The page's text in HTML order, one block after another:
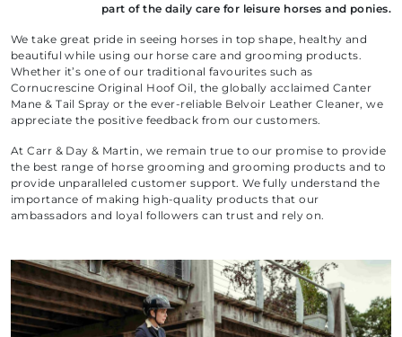
part of the daily care for leisure horses and ponies.
We take great pride in seeing horses in top shape, healthy and
beautiful while using our horse care and grooming products.
Whether it’s one of our traditional favourites such as
Cornucrescine Original Hoof Oil, the globally acclaimed Canter
Mane & Tail Spray or the ever-reliable Belvoir Leather Cleaner, we
appreciate the positive feedback from our customers.
At Carr & Day & Martin, we remain true to our promise to provide
the best range of horse grooming and grooming products and to
provide unparalleled customer support. We fully understand the
importance of making high-quality products that our
ambassadors and loyal followers can trust and rely on.